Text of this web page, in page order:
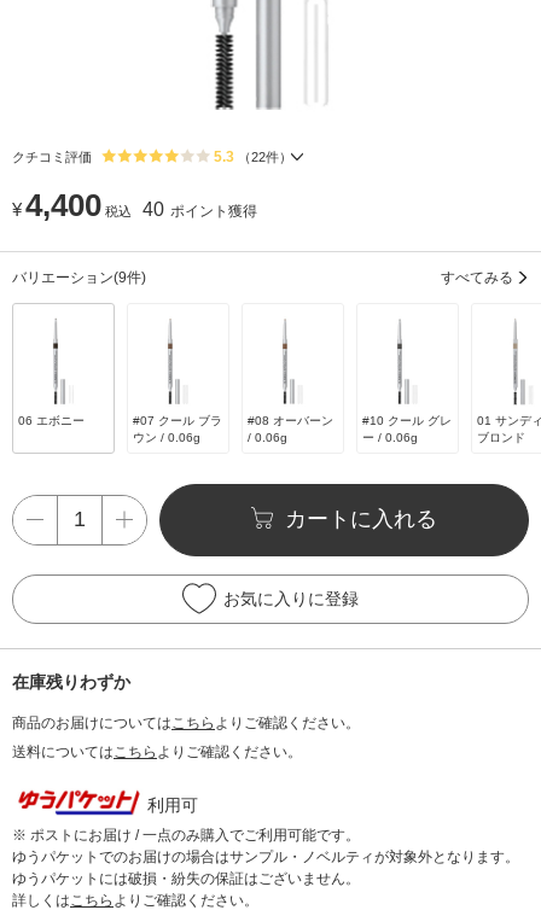
クチコミ評価 5.3 （22件）
¥4,400 税込 40 ポイント獲得
バリエーション(9件) すべてみる
06 エボニー
#07 クール ブラ
ウン / 0.06g
#08 オーバーン
/ 0.06g
#10 クール グレ
ー / 0.06g
01 サンデ
ブロンド
カートに入れる
お気に入りに登録
在庫残りわずか
商品のお届けについては こちら よりご確認ください。
送料については こちら よりご確認ください。
利用可
※ ポストにお届け / 一点のみ購入でご利用可能です。
ゆうパケットでのお届けの場合はサンプル・ノベルティが対象外となります。
ゆうパケットには破損・紛失の保証はございません。
詳しくは こちら よりご確認ください。